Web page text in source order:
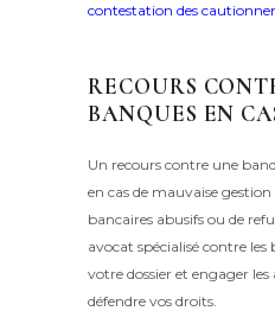
contestation des
RECOURS
BANQUES EN
Un recours contre une
en cas de mauvaise
bancaires abusifs ou de
avocat spécialisé contre
votre dossier et engager
défendre vos droits.